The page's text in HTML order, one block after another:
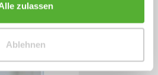
zulassen
Ablehnen
04
Mo - Do, 09:00 - 16:00 Uhr
und Fr, 09:00 - 13:00 Uhr